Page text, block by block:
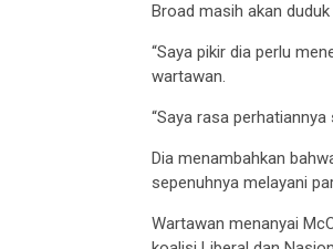
Broad masih akan
“Saya pikir dia perlu
wartawan.
“Saya rasa
Dia menambahkan
sepenuhnya melayani
Wartawan menanyai